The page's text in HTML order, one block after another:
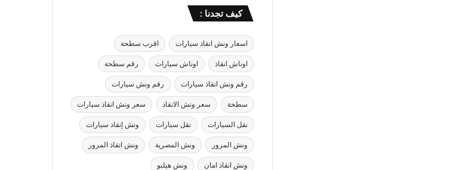
كيف تجدنا :
اسعار ونش انقاذ سيارات اقرب سطحة
اوناش انقاذ اوناش سيارات رقم سطحة
رقم ونش انقاذ سيارات رقم ونش سيارات
سطحة سعر ونش الانقاذ سعر ونش انقاذ سيارات
نقل السيارات نقل سيارات ونش إنقاذ سيارات
ونش المرور ونش المصرية ونش انقاذ المرور
ونش انقاذ امان ونش هيلبو